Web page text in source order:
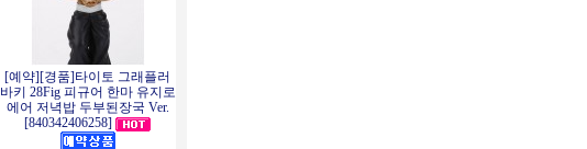
[예약][경품]타이토 그래플러
바키 28Fig 피규어 한마 유지로
에어 저녁밥 두부된장국 Ver.
[840342406258]